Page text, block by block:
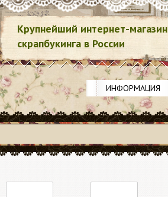
Крупнейший интернет-магазин
скрапбукинга в России
ИНФОРМАЦИЯ